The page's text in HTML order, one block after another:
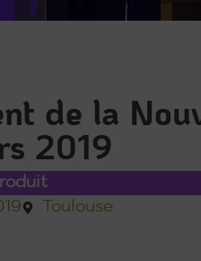
de la
2019
Toulouse